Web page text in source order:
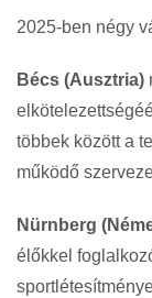
2025-ben négy
Bécs (Ausztria)
többek között a
működő
Nürnberg
élőkkel